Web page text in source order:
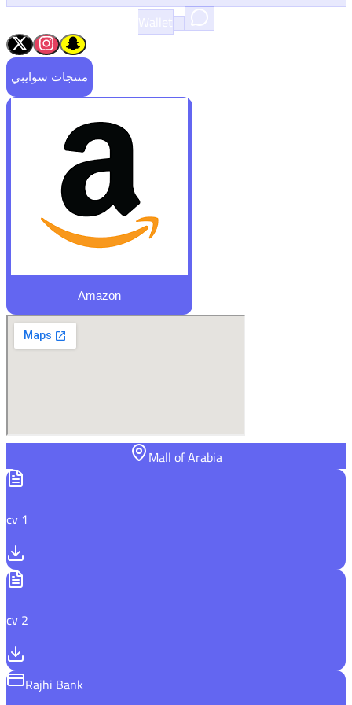
منتجات سوايبي
Amazon
Mall of Arabia
cv 1
cv 2
Rajhi Bank